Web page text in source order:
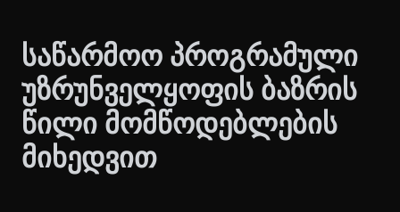
საწარმოო პროგრამული
უზრუნველყოფის ბაზრის
წილი მომწოდებლების
მიხედვით